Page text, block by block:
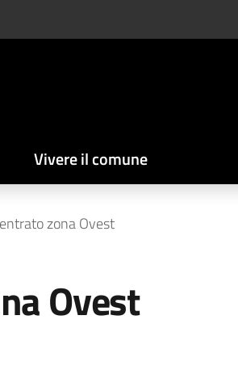
Vivere il comune
zona Ovest
Ovest